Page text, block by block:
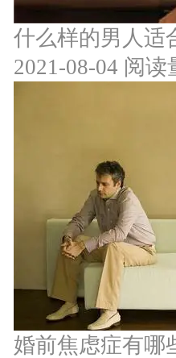
什么样的男人适
2021-08-04 阅读
婚前焦虑症有哪